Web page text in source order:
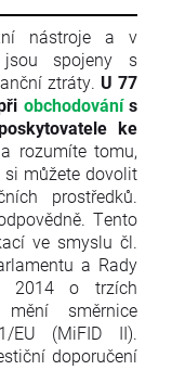
nástroje a v
spojeny s
ztráty. U 77
obchodovánís
ke
rozumíte tomu,
můžete dovolit
prostředků.
Tento
ve smyslu čl.
a Rady
2014 o trzích
směrnice
EU (MiFID II).
doporučení